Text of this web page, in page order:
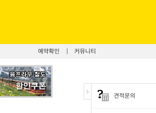
예약확인 커뮤니티
견적문의